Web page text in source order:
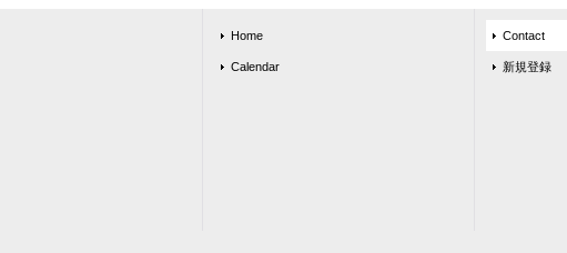
Home
Calendar
Contact
新規登録